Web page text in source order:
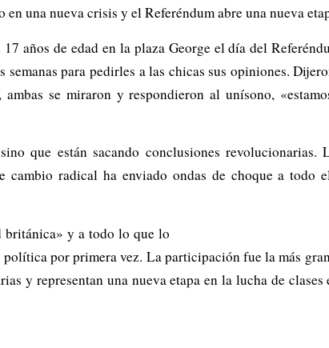
una nueva crisis y el Referéndum abre una nueva
años de edad en la plaza George el día del
para pedirles a las chicas sus opiniones.
se miraron y respondieron al unísono,
que están sacando conclusiones revolucionarias.
radical ha enviado ondas de choque a todo
británica» y a todo lo que lo
por primera vez. La participación fue la más
y representan una nueva etapa en la lucha de clases